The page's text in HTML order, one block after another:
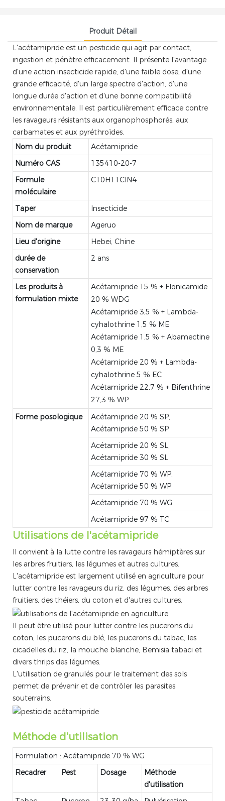
Produit Détail
L'acétamipride est un pesticide qui agit par contact,
ingestion et pénètre efficacement. Il présente l'avantage
d'une action insecticide rapide, d'une faible dose, d'une
grande efficacité, d'un large spectre d'action, d'une
longue durée d'action et d'une bonne compatibilité
environnementale. Il est particulièrement efficace contre
les ravageurs résistants aux organophosphorés, aux
carbamates et aux pyréthroïdes.
Nom du produit
Acétamipride
Numéro CAS
135410-20-7
Formule
moléculaire
C10H11ClN4
Taper
Insecticide
Nom de marque
Ageruo
Lieu d'origine
Hebei, Chine
durée de
conservation
2 ans
Les produits à
formulation mixte
Acétamipride 15 % + Flonicamide
20 % WDG
Acétamipride 3,5 % + Lambda-
cyhalothrine 1,5 % ME
Acétamipride 1,5 % + Abamectine
0,3 % ME
Acétamipride 20 % + Lambda-
cyhalothrine 5 % EC
Acétamipride 22,7 % + Bifenthrine
27,3 % WP
Forme posologique
Acétamipride 20 % SP,
Acétamipride 50 % SP
Acétamipride 20 % SL,
Acétamipride 30 % SL
Acétamipride 70 % WP,
Acétamipride 50 % WP
Acétamipride 70 % WG
Acétamipride 97 % TC
Utilisations de l'acétamipride
Il convient à la lutte contre les ravageurs hémiptères sur
les arbres fruitiers, les légumes et autres cultures.
L'acétamipride est largement utilisé en agriculture pour
lutter contre les ravageurs du riz, des légumes, des arbres
fruitiers, des théiers, du coton et d'autres cultures.
Il peut être utilisé pour lutter contre les pucerons du
coton, les pucerons du blé, les pucerons du tabac, les
cicadelles du riz, la mouche blanche, Bemisia tabaci et
divers thrips des légumes.
L'utilisation de granulés pour le traitement des sols
permet de prévenir et de contrôler les parasites
souterrains.
Méthode d'utilisation
Formulation : Acétamipride 70 % WG
Recadrer
Pest Dosage
Méthode
d'utilisation